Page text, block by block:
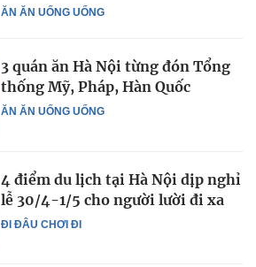
ĂN ĂN UỐNG UỐNG
ĂN ĂN UỐNG UỐNG
3 quán ăn Hà Nội từng đón Tổng
thống Mỹ, Pháp, Hàn Quốc
ĐI ĐÂU CHƠI ĐI
4 điểm du lịch tại Hà Nội dịp nghỉ
lễ 30/4-1/5 cho người lười đi xa